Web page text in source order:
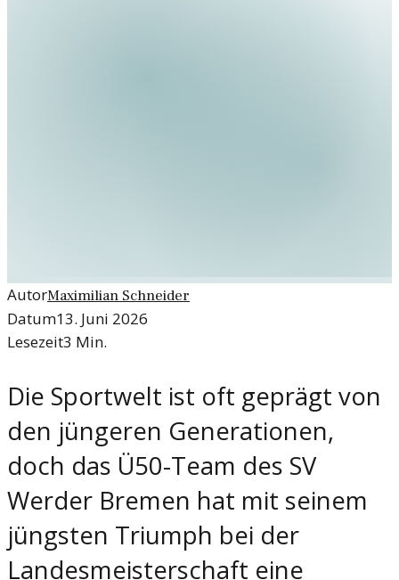
AutorMaximilian Schneider
Datum13. Juni 2026
Lesezeit3 Min.
Die Sportwelt ist oft geprägt von
den jüngeren Generationen,
doch das Ü50-Team des SV
Werder Bremen hat mit seinem
jüngsten Triumph bei der
Landesmeisterschaft eine